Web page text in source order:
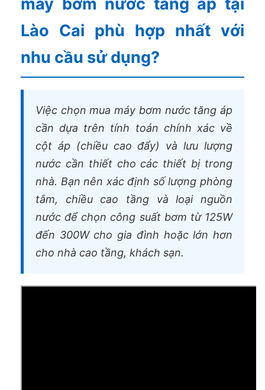
Lào Cai phù hợp nhất với
nhu cầu sử dụng?
Việc chọn mua máy bơm nước tăng áp
cần dựa trên tính toán chính xác về
cột áp (chiều cao đẩy) và lưu lượng
nước cần thiết cho các thiết bị trong
nhà. Bạn nên xác định số lượng phòng
tắm, chiều cao tầng và loại nguồn
nước để chọn công suất bơm từ 125W
đến 300W cho gia đình hoặc lớn hơn
cho nhà cao tầng, khách sạn.